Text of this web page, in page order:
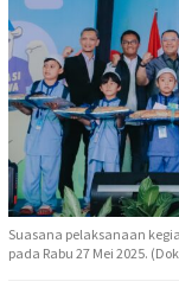
Suasana pelaksanaan
pada Rabu 27 Mei 2025.